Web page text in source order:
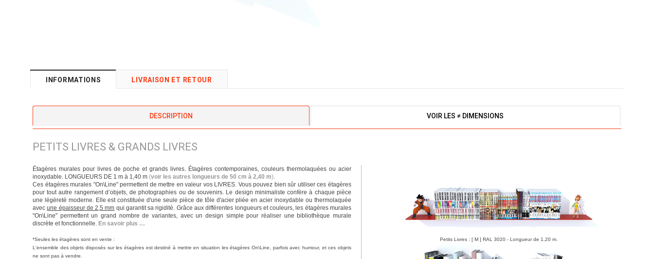
INFORMATIONS LIVRAISON ET RETOUR
DESCRIPTION VOIR LES ≠ DIMENSIONS
PETITS LIVRES & GRANDS LIVRES
Étagères murales pour livres de poche et grands livres. Étagères contemporaines, couleurs thermolaquées ou acier
inoxydable. LONGUEURS DE 1 m à 1,40 m (voir les autres longueurs de 50 cm à 2,40 m).
Ces étagères murales "On\Line" permettent de mettre en valeur vos LIVRES. Vous pouvez bien sûr utiliser ces étagères
pour tout autre rangement d’objets, de photographies ou de souvenirs. Le design minimaliste confère à chaque pièce
une légèreté moderne. Elle est constituée d'une seule pièce de tôle d'acier pliée en acier inoxydable ou thermolaquée
avecune épaisseur de 2,5 mm qui garantit sa rigidité. Grâce aux différentes longueurs et couleurs, les étagères murales
"On\Line" permettent un grand nombre de variantes, avec un design simple pour réaliser une bibliothèque murale
discrète et fonctionnelle. En savoir plus …
*Seules les étagères sont en vente :
L'ensemble des objets disposés sur les étagères est destiné à mettre en situation les étagères On\Line, parfois avec humour, et ces objets
ne sont pas à vendre.
Petits Livres : [ M ] RAL 3020 - Longueur de 1,20 m.